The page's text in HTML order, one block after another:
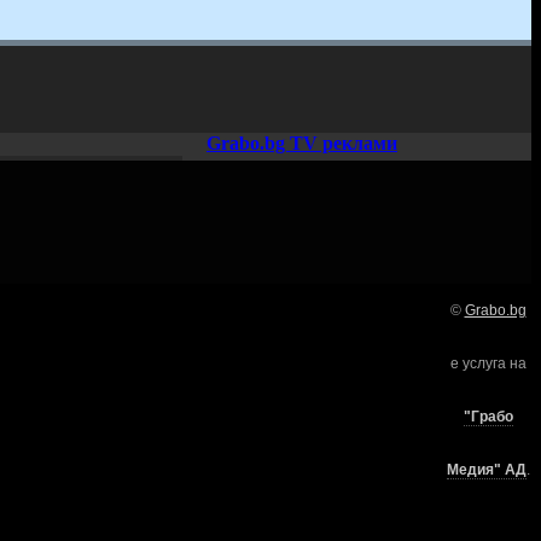
Grabo.bg TV реклами
© Grabo.bg
е услуга на
"Грабо
Медия" АД.